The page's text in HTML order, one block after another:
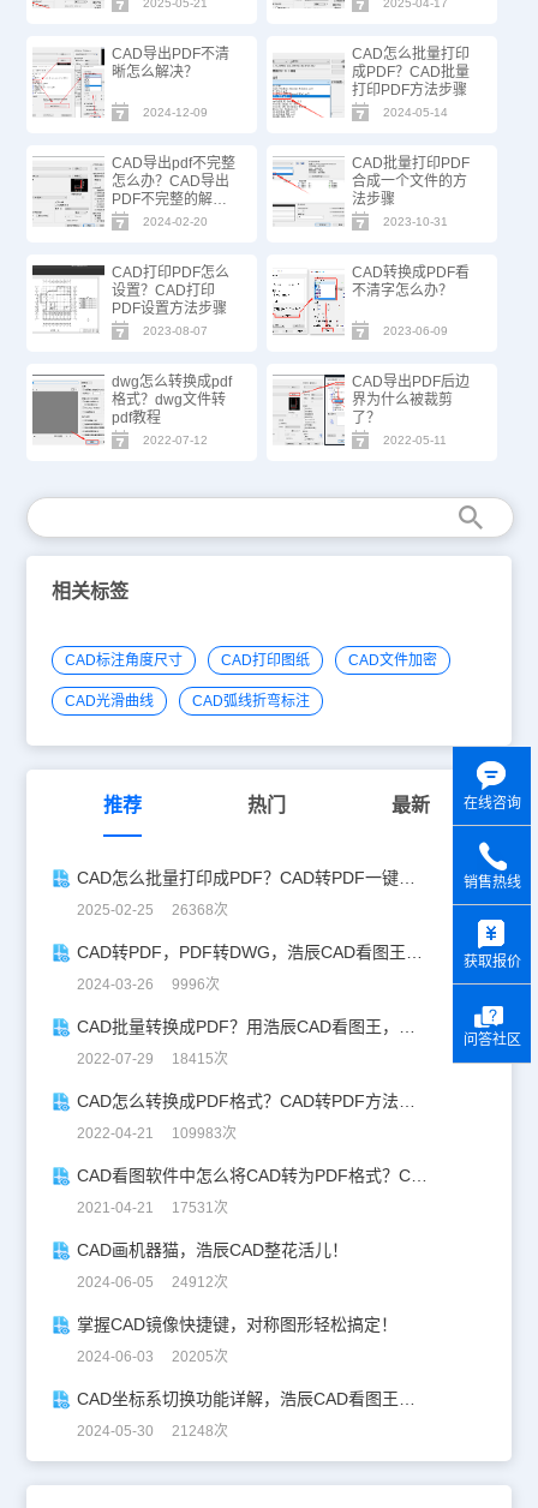
2025-05-21 2025-04-17
CAD导出PDF不清
晰怎么解决？
2024-12-09
CAD怎么批量打印
成PDF？CAD批量
打印PDF方法步骤
2024-05-14
CAD导出pdf不完整
怎么办？CAD导出
PDF不完整的解决
办法
2024-02-20
CAD批量打印PDF
合成一个文件的方
法步骤
2023-10-31
CAD打印PDF怎么
设置？CAD打印
PDF设置方法步骤
2023-08-07
CAD转换成PDF看
不清字怎么办？
2023-06-09
dwg怎么转换成pdf
格式？dwg文件转
pdf教程
2022-07-12
CAD导出PDF后边
界为什么被裁剪
了？
2022-05-11
相关标签
CAD标注角度尺寸 CAD打印图纸 CAD文件加密
CAD光滑曲线 CAD弧线折弯标注
推荐 热门 最新
CAD怎么批量打印成PDF？CAD转PDF一键批量完成！
2025-02-25 26368次
2024-03-26 9996次
2022-07-29 18415次
CAD怎么转换成PDF格式？CAD转PDF方法分享
2022-04-21 109983次
CAD看图软件中怎么将CAD转为PDF格式？CAD转PDF教程
2021-04-21 17531次
CAD画机器猫，浩辰CAD整花活儿！
2024-06-05 24912次
掌握CAD镜像快捷键，对称图形轻松搞定！
2024-06-03 20205次
2024-05-30 21248次
在线咨询
销售热线
获取报价
问答社区